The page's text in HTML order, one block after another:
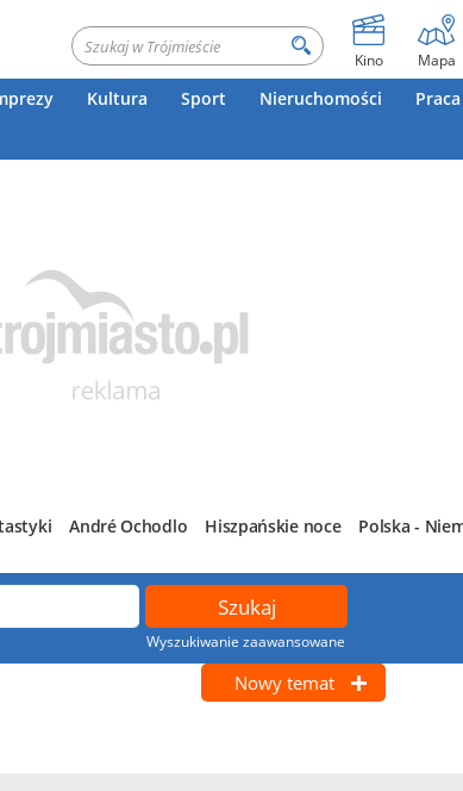
Kino Mapa
Kultura Sport Nieruchomości Praca
André Ochodlo Hiszpańskie noce Polska -
Wyszukiwanie zaawansowane
Nowy temat